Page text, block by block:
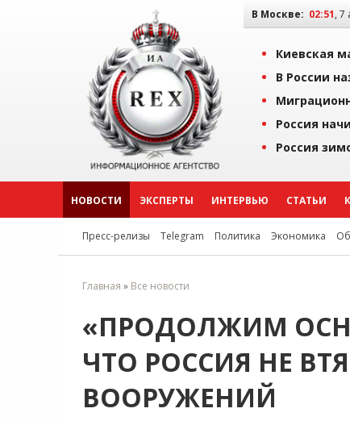
В Москве: 02:51, 7
Киевская
В России
Россия
Россия
НОВОСТИ ЭКСПЕРТЫ ИНТЕРВЬЮ СТАТЬИ
Пресс-релизы Telegram Политика Экономика
Главная » Все новости
«ПРОДОЛЖИМ
ЧТО РОССИЯ НЕ
ВООРУЖЕНИЙ